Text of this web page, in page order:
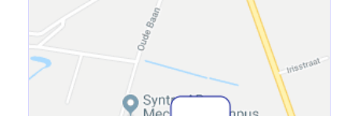
Ссылка для мобильных устройств